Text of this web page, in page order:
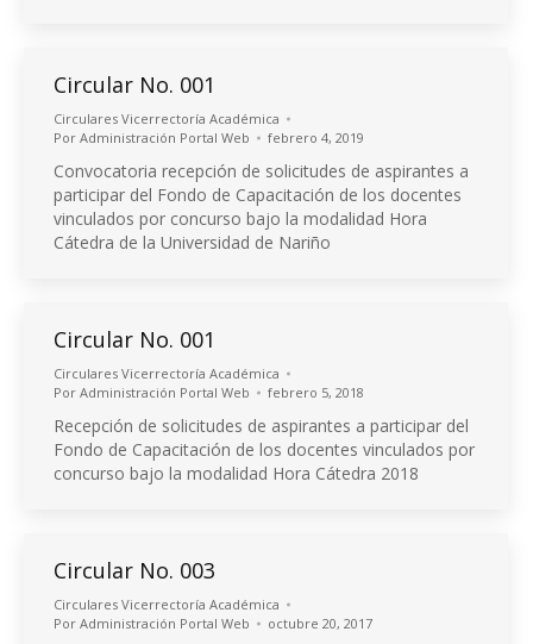
Circular No. 001
Circulares Vicerrectoría Académica
Por Administración Portal Web febrero 4, 2019
Convocatoria recepción de solicitudes de aspirantes a
participar del Fondo de Capacitación de los docentes
vinculados por concurso bajo la modalidad Hora
Cátedra de la Universidad de Nariño
Circular No. 001
Circulares Vicerrectoría Académica
Por Administración Portal Web febrero 5, 2018
Recepción de solicitudes de aspirantes a participar del
Fondo de Capacitación de los docentes vinculados por
concurso bajo la modalidad Hora Cátedra 2018
Circular No. 003
Circulares Vicerrectoría Académica
Por Administración Portal Web octubre 20, 2017